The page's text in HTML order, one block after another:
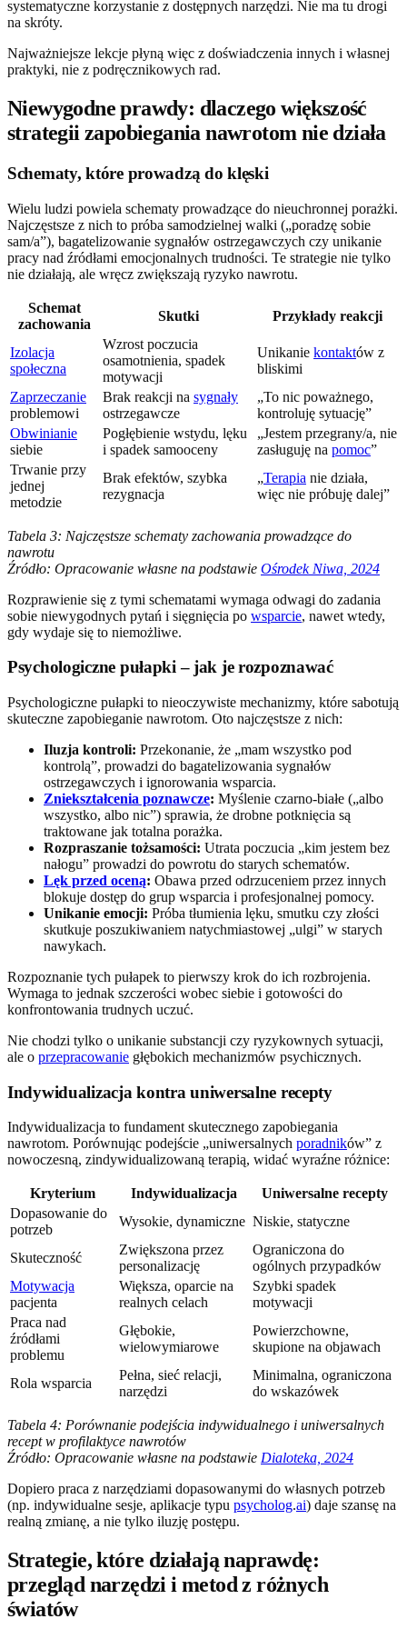
systematyczne korzystanie z dostępnych narzędzi. Nie ma tu drogi
na skróty.
Najważniejsze lekcje płyną więc z doświadczenia innych i własnej
praktyki, nie z podręcznikowych rad.
Niewygodne prawdy: dlaczego większość
strategii zapobiegania nawrotom nie działa
Schematy, które prowadzą do klęski
Wielu ludzi powiela schematy prowadzące do nieuchronnej porażki.
Najczęstsze z nich to próba samodzielnej walki („poradzę sobie
sam/a”), bagatelizowanie sygnałów ostrzegawczych czy unikanie
pracy nad źródłami emocjonalnych trudności. Te strategie nie tylko
nie działają, ale wręcz zwiększają ryzyko nawrotu.
Schemat
zachowania
Skutki Przykłady reakcji
Izolacja
społeczna
Wzrost poczucia
osamotnienia, spadek
motywacji
Unikanie kontaktów z
bliskimi
Zaprzeczanie
problemowi
Brak reakcji na sygnały
ostrzegawcze
„To nic poważnego,
kontroluję sytuację”
Obwinianie
siebie
Pogłębienie wstydu, lęku
i spadek samooceny
„Jestem przegrany/a, nie
zasługuję na pomoc”
Trwanie przy
jednej
metodzie
Brak efektów, szybka
rezygnacja
„Terapia nie działa,
więc nie próbuję dalej”
Tabela 3: Najczęstsze schematy zachowania prowadzące do
nawrotu
Źródło: Opracowanie własne na podstawie Ośrodek Niwa, 2024
Rozprawienie się z tymi schematami wymaga odwagi do zadania
sobie niewygodnych pytań i sięgnięcia po wsparcie, nawet wtedy,
gdy wydaje się to niemożliwe.
Psychologiczne pułapki – jak je rozpoznawać
Psychologiczne pułapki to nieoczywiste mechanizmy, które sabotują
skuteczne zapobieganie nawrotom. Oto najczęstsze z nich:
Iluzja kontroli: Przekonanie, że „mam wszystko pod
kontrolą”, prowadzi do bagatelizowania sygnałów
ostrzegawczych i ignorowania wsparcia.
Zniekształcenia poznawcze: Myślenie czarno-białe („albo
wszystko, albo nic”) sprawia, że drobne potknięcia są
traktowane jak totalna porażka.
Rozpraszanie tożsamości: Utrata poczucia „kim jestem bez
nałogu” prowadzi do powrotu do starych schematów.
Lęk przed oceną: Obawa przed odrzuceniem przez innych
blokuje dostęp do grup wsparcia i profesjonalnej pomocy.
Unikanie emocji: Próba tłumienia lęku, smutku czy złości
skutkuje poszukiwaniem natychmiastowej „ulgi” w starych
nawykach.
Rozpoznanie tych pułapek to pierwszy krok do ich rozbrojenia.
Wymaga to jednak szczerości wobec siebie i gotowości do
konfrontowania trudnych uczuć.
Nie chodzi tylko o unikanie substancji czy ryzykownych sytuacji,
ale o przepracowanie głębokich mechanizmów psychicznych.
Indywidualizacja kontra uniwersalne recepty
Indywidualizacja to fundament skutecznego zapobiegania
nawrotom. Porównując podejście „uniwersalnych poradników” z
nowoczesną, zindywidualizowaną terapią, widać wyraźne różnice:
Kryterium Indywidualizacja
Uniwersalne recepty
Dopasowanie do
potrzeb
Wysokie, dynamiczne Niskie, statyczne
Skuteczność
Zwiększona przez
personalizację
Ograniczona do
ogólnych przypadków
Motywacja
pacjenta
Większa, oparcie na
realnych celach
Szybki spadek
motywacji
Praca nad
źródłami
problemu
Głębokie,
wielowymiarowe
Powierzchowne,
skupione na objawach
Rola wsparcia
Pełna, sieć relacji,
narzędzi
Minimalna, ograniczona
do wskazówek
Tabela 4: Porównanie podejścia indywidualnego i uniwersalnych
recept w profilaktyce nawrotów
Źródło: Opracowanie własne na podstawie Dialoteka, 2024
Dopiero praca z narzędziami dopasowanymi do własnych potrzeb
(np. indywidualne sesje, aplikacje typu psycholog.ai) daje szansę na
realną zmianę, a nie tylko iluzję postępu.
Strategie, które działają naprawdę:
przegląd narzędzi i metod z różnych
światów